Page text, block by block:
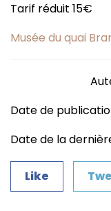
Tarif réduit 15€
Musée du quai
Date de
Date de la
Like